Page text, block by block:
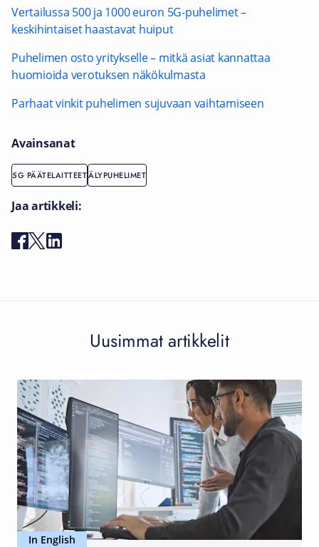
Vertailussa 500 ja 1000 euron 5G-puhelimet –
keskihintaiset haastavat huiput
Puhelimen osto yritykselle – mitkä asiat kannattaa
huomioida verotuksen näkökulmasta
Parhaat vinkit puhelimen sujuvaan vaihtamiseen
Avainsanat
5G PÄÄTELAITTEETÄLYPUHELIMET
Jaa artikkeli:
Uusimmat artikkelit
In English